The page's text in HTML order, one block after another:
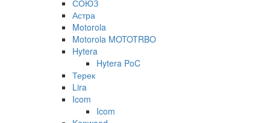
СОЮЗ
Астра
Motorola
Motorola MOTOTRBO
Hytera
Hytera PoC
Терек
Lira
Icom
Icom